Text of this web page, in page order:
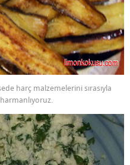
harç malzemelerini sırasıyla